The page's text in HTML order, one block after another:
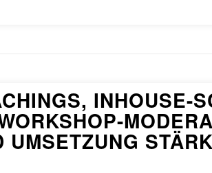
INHOUSE-
UMSETZUNG